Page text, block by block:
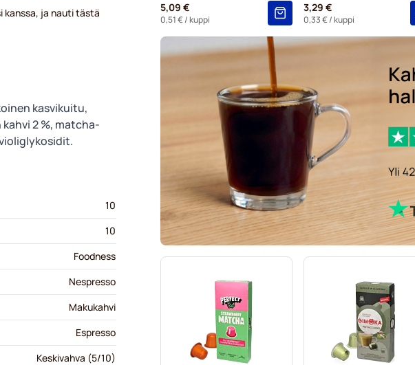
Friele-kahvikapselit Nespresso®-koneisiin
Garibaldi-kahvikapselit Nespresso®-koneisiin
Tonino Lamborghini -kahvikapselit Nespresso®-koneisiin
5,09 €
0,51 €/ kuppi
3,29 €
0,33 €/ kuppi
kanssa, ja nauti tästä
kasvikuitu,
2 %, matcha-
10
10
Foodness
Nespresso
Makukahvi
Espresso
Keskivahva (5/10)